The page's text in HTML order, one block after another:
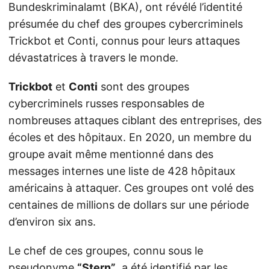
Bundeskriminalamt (BKA), ont révélé l’identité
présumée du chef des groupes cybercriminels
Trickbot et Conti, connus pour leurs attaques
dévastatrices à travers le monde.
Trickbot et Conti sont des groupes
cybercriminels russes responsables de
nombreuses attaques ciblant des entreprises, des
écoles et des hôpitaux. En 2020, un membre du
groupe avait même mentionné dans des
messages internes une liste de 428 hôpitaux
américains à attaquer. Ces groupes ont volé des
centaines de millions de dollars sur une période
d’environ six ans.
Le chef de ces groupes, connu sous le